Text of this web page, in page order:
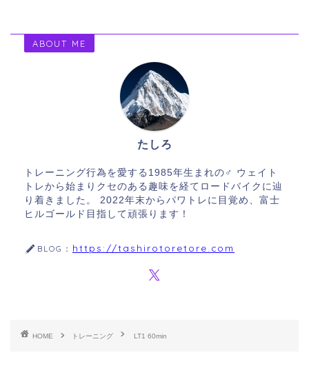
ABOUT ME
たしろ
トレーニング行為を愛する1985年生まれの♂ ウェイト
トレから始まりクセのある趣味を経てロードバイクに辿
り着きました。 2022年末からパワトレに目覚め、富士
ヒルゴールド目指して頑張ります！
BLOG： https://tashirotoretore.com
HOME トレーニング LT1 60min